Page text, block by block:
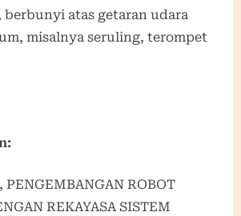
berbunyi atas getaran udara
misalnya seruling, terompet
ROBOT
REKAYASA SISTEM